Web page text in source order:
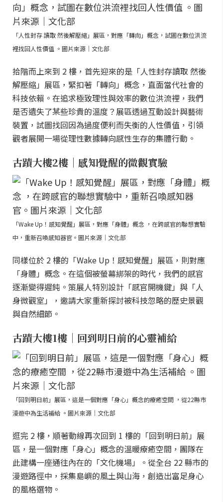
「人性封存 讀取 然後解壓縮」展區，對應「轉向」概念，試圖在數位洪流
裡找回人性價值 。圖片來源｜文化部
拾階而上來到 2 樓，首先迎來的是「人性封存讀取 然後
解壓縮」展區，緊扣著「轉向」概念，直面當代社會的
科技依賴。在追求極致理性與效率的數位洪流裡，我們
是否遺失了某些珍貴的溫度？展區透過互動設計與藝術
裝置，試圖找回因為過度便利而失衡的人性價值，引領
觀者展開一場從理性數據轉向感性生存的集體行動。
古蹟大樓2樓｜感知覺醒的微觀實驗
「Wake Up！感知覺醒」展區，對應「身體」概念 ，在跨感官的聯想實驗
中，重新召喚感知器官。圖片來源｜文化部
同樣位於 2 樓的「Wake Up！感知覺醒」展區，則對應
「身體」概念。在這個被螢幕綁架的時代，我們的感官
逐漸變得遲鈍。策展人特別設計「感官開機鍵」與「人
身微觀室」，邀請大家重新探討被科技忽略的歷史景觀
與自然細節。
古蹟大樓1樓｜回到明日前的心靈補給
「回到明日前」展區，這是一個對應「身心」概念的療癒空間 ，從22縣市
漫遊中為生活補給 。圖片來源｜文化部
逛完 2 樓，順著動線再次回到 1 樓的「回到明日前」展
區，是一個對應「身心」概念的溫暖療癒空間，團隊在
此建構一座通往內在的「文化機場」。從全台 22 縣市的
漫遊路徑中，採集島嶼的風土與山海，創造出富足身心
的風格選物。